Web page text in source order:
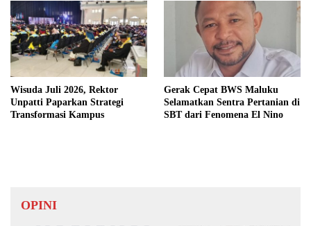
Wisuda Juli 2026, Rektor
Unpatti Paparkan Strategi
Transformasi Kampus
Gerak Cepat BWS Maluku
Selamatkan Sentra Pertanian di
SBT dari Fenomena El Nino
OPINI